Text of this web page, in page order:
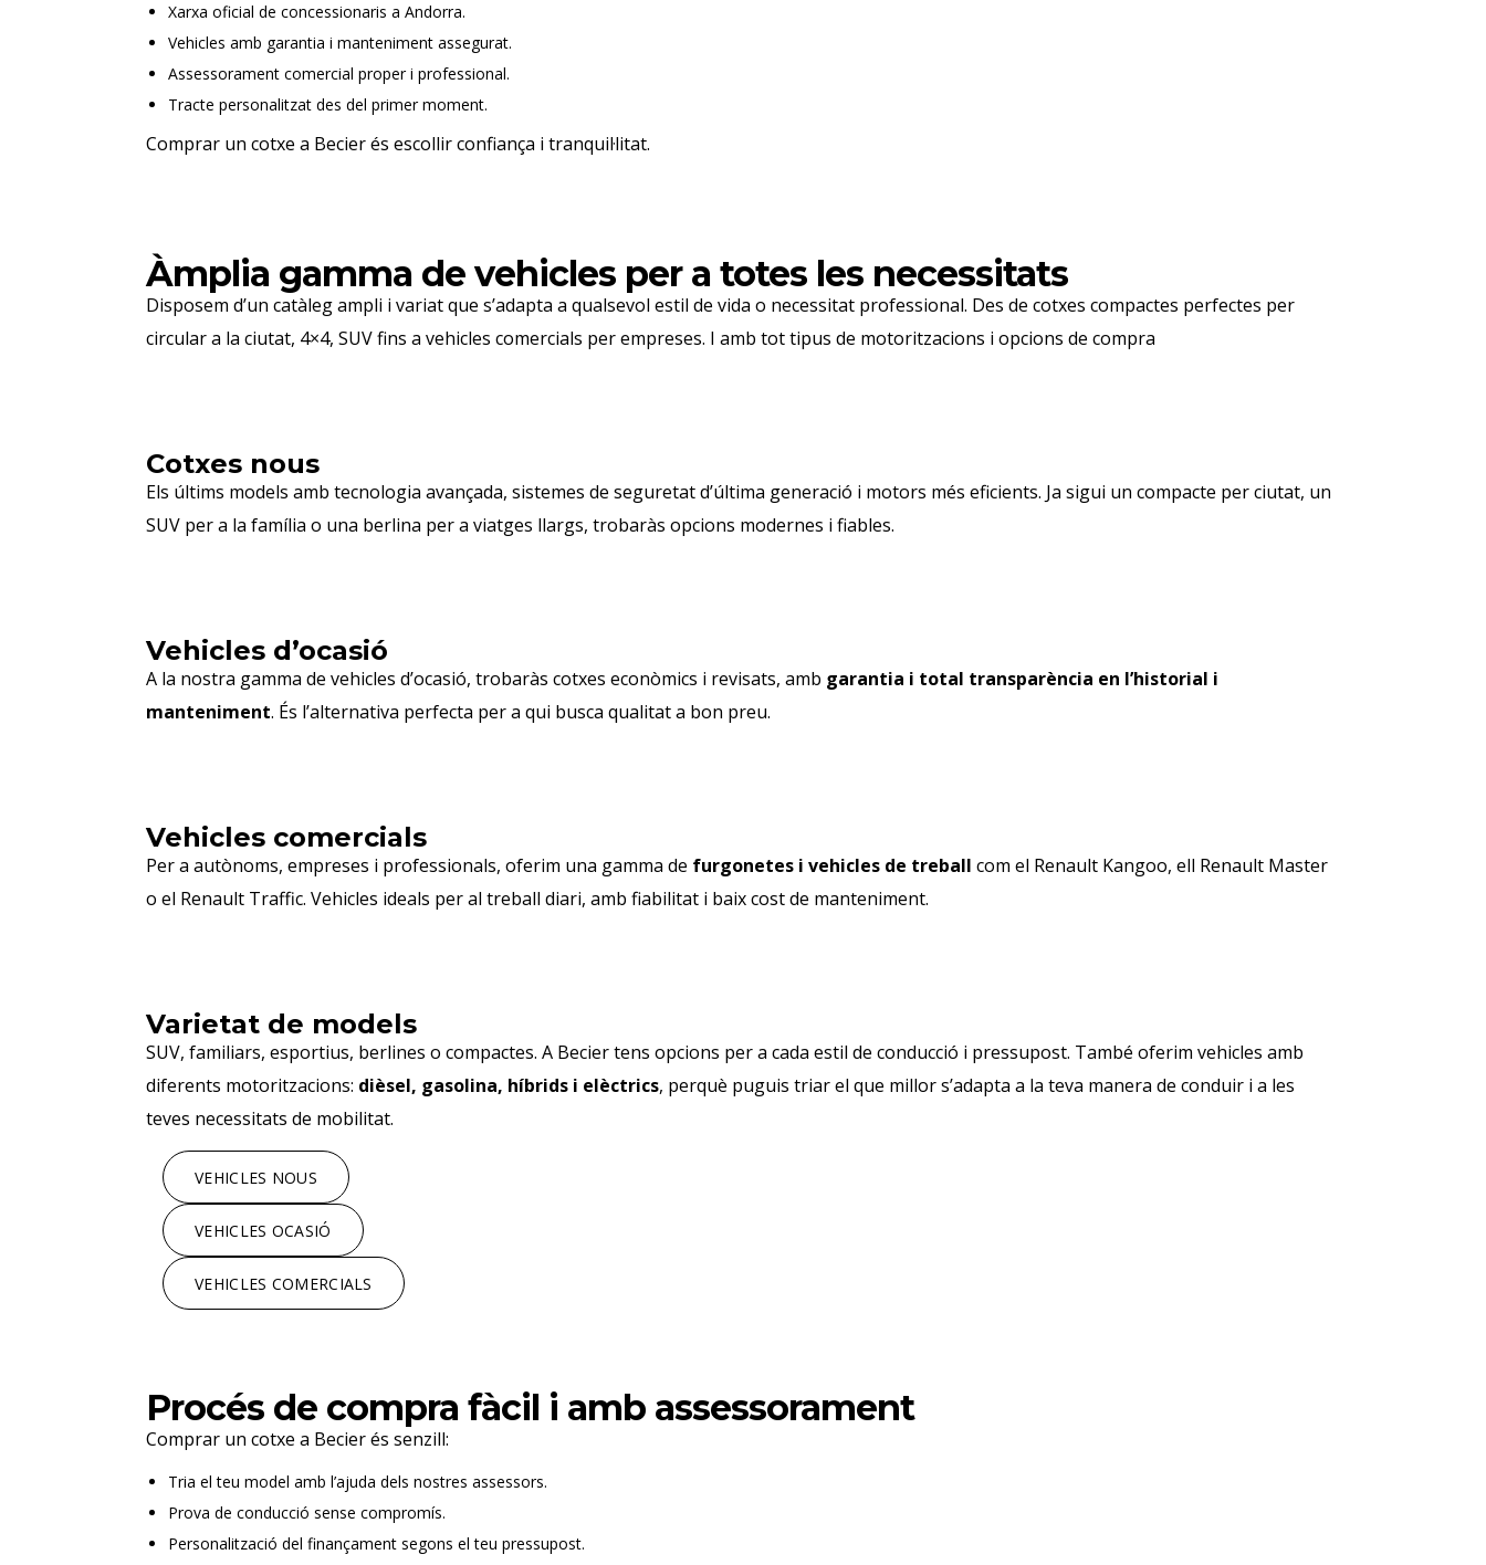
Xarxa oficial de concessionaris a Andorra.
Vehicles amb garantia i manteniment assegurat.
Assessorament comercial proper i professional.
Tracte personalitzat des del primer moment.
Comprar un cotxe a Becier és escollir confiança i tranquil·litat.
Àmplia gamma de vehicles per a totes les necessitats
Disposem d’un catàleg ampli i variat que s’adapta a qualsevol estil de vida o necessitat professional. Des de cotxes compactes perfectes per
circular a la ciutat, 4×4, SUV fins a vehicles comercials per empreses. I amb tot tipus de motoritzacions i opcions de compra
Cotxes nous
Els últims models amb tecnologia avançada, sistemes de seguretat d’última generació i motors més eficients. Ja sigui un compacte per ciutat, un
SUV per a la família o una berlina per a viatges llargs, trobaràs opcions modernes i fiables.
Vehicles d’ocasió
A la nostra gamma de vehicles d’ocasió, trobaràs cotxes econòmics i revisats, amb garantia i total transparència en l’historial i
manteniment. És l’alternativa perfecta per a qui busca qualitat a bon preu.
Vehicles comercials
Per a autònoms, empreses i professionals, oferim una gamma de furgonetes i vehicles de treball com el Renault Kangoo, ell Renault Master
o el Renault Traffic. Vehicles ideals per al treball diari, amb fiabilitat i baix cost de manteniment.
Varietat de models
SUV, familiars, esportius, berlines o compactes. A Becier tens opcions per a cada estil de conducció i pressupost. També oferim vehicles amb
diferents motoritzacions: dièsel, gasolina, híbrids i elèctrics, perquè puguis triar el que millor s’adapta a la teva manera de conduir i a les
teves necessitats de mobilitat.
VEHICLES NOUS
VEHICLES OCASIÓ
VEHICLES COMERCIALS
Procés de compra fàcil i amb assessorament
Comprar un cotxe a Becier és senzill:
Tria el teu model amb l’ajuda dels nostres assessors.
Prova de conducció sense compromís.
Personalització del finançament segons el teu pressupost.